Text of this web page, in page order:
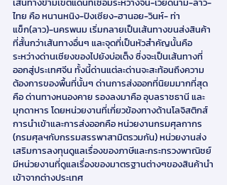
ไทย คือ หนานหนิง-ปิงเซียง-ฮานอย-วินห์- ท่า
แข็ก(ลาว)-นครพนม เริ่มกลายเป็นเส้นทางขนส่งสินค้า
ที่สั้นกว่าเส้นทางอื่นๆ และจุดที่เป็นหัวสำคัญนั้นคือ
ระหว่างด่านเชียงของไปยังบ่อเต็ง ซึ่งจะเป็นเส้นทางที่
ออกสู่ประเทศจีน ทั้งนี้ด่านแต่ละด่านจะสะท้อนถึงความ
ต้องการของพื้นที่นั้นๆ ด่านการส่งออกที่นิยมมากที่สุด
คือ ด่านทางหนองคาย รองลงมาคือ อุบลราชธานี และ
มุกดาหาร โดยหน่วยงานที่เกี่ยวข้องทางด้านโลจิสติกส์
การนำเข้าและการส่งออกคือ หน่วยงานกรมศุลกากร
(กรมศุลฯกับกรรมสรรพาสามิตรวมกัน) หน่วยงานส่ง
เสริมการลงทุนดูแลเรื่องของภาษีและกระทรวงพาณิชย์
มีหน่วยงานที่ดูแลเรื่องของมาตรฐานต่างๆของสินค้านำ
เข้าจากต่างประเทศ